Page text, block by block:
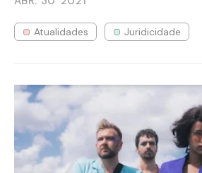
Atualidades Juridicidade